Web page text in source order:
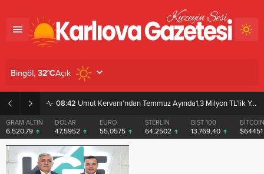
08:42 Umut Kervanı’ndan Temmuz Ayında1,3 Milyon TL’lik Yardım
GRAM ALTIN
6.520,79
DOLAR
47,5952
EURO
55,0575
STERLİN
64,2502
BIST 100
13.769,40
BITCOIN
$64451
Bingöl, 32°CAçık